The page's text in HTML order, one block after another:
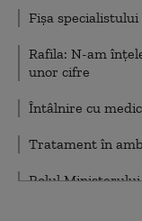
Fișa
Rafila: N-am
unor cifre
Întâlnire cu
Tratament în
Rolul